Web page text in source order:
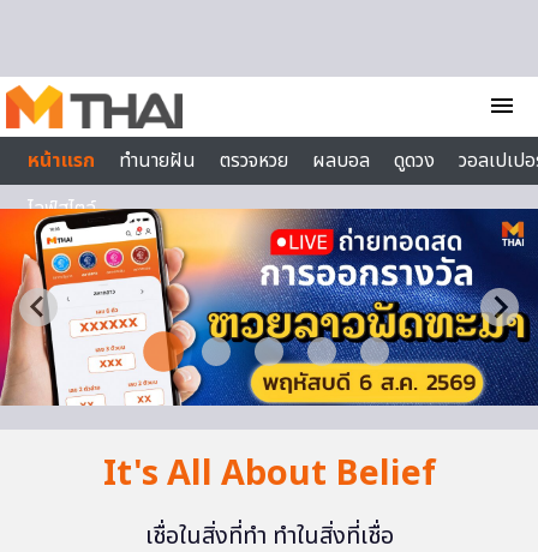
menu
หน้าแรก
ทำนายฝัน ตรวจหวย ผลบอล ดูดวง
วอลเปเป
ไลฟ์สไตล์
It's All About Belief
เชื่อในสิ่งที่ทำ ทำในสิ่งที่เชื่อ